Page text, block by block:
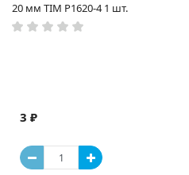
20 мм TIM P1620-4 1 шт.
3 ₽